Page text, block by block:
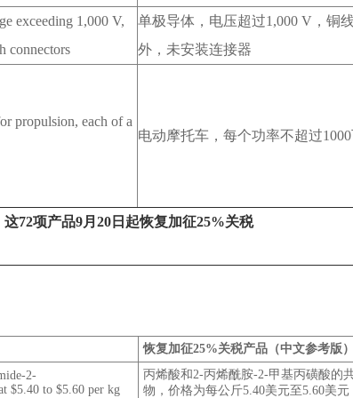
exceeding 1,000 V,
connectors
单极导体，电压超过1,000 V ，铜
外，未安装连接器
propulsion, each of a
电动摩托车，每个功率不超过1000
72项产品9月20日起恢复加征25%关税
恢复加征25%关税产品（中文参考版）
2-
$5.40 to $5.60 per kg
丙烯酸和2-丙烯酰胺-2-甲基丙磺酸的
物，价格为每公斤5.40美元至5.60美元